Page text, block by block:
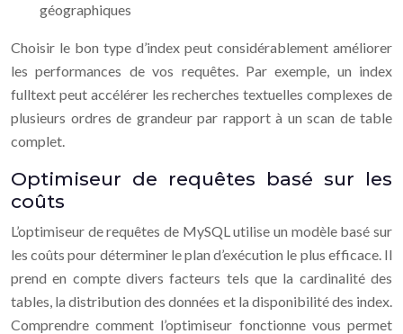
géographiques
Choisir le bon type d’index peut considérablement améliorer
les performances de vos requêtes. Par exemple, un index
fulltext peut accélérer les recherches textuelles complexes de
plusieurs ordres de grandeur par rapport à un scan de table
complet.
Optimiseur de requêtes basé sur les
coûts
L’optimiseur de requêtes de MySQL utilise un modèle basé sur
les coûts pour déterminer le plan d’exécution le plus efficace. Il
prend en compte divers facteurs tels que la cardinalité des
tables, la distribution des données et la disponibilité des index.
Comprendre comment l’optimiseur fonctionne vous permet